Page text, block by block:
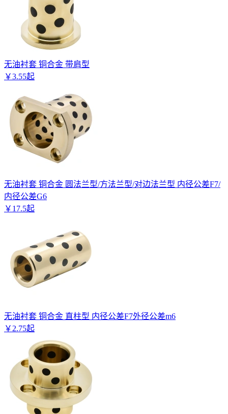
无油衬套 铜合金 带肩型
￥3.55起
无油衬套 铜合金 圆法兰型/方法兰型/对边法兰型 内径公差F7/
内径公差G6
￥ 17.5起
无油衬套 铜合金 直柱型 内径公差F7外径公差m6
￥ 2.75起